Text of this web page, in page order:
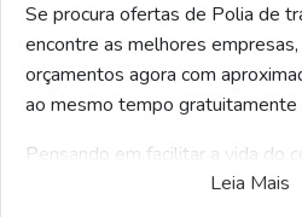
Se procura ofertas de Polia de
encontre as melhores
orçamentos agora com
ao mesmo tempo gratuitamente
Pensando em facilitar a vida do
Soluções Industriais criou oLeia Mais